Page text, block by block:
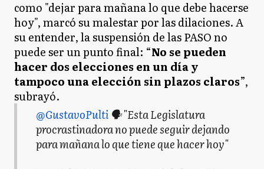
como "dejar para mañana lo que debe hacerse
hoy", marcó su malestar por las dilaciones. A
su entender, la suspensión de las PASO no
puede ser un punto final: “No se pueden
hacer dos elecciones en un día y
tampoco una elección sin plazos claros”,
subrayó.
@GustavoPulti 🗣 "Esta Legislatura
procrastinadora no puede seguir dejando
para mañana lo que tiene que hacer hoy"